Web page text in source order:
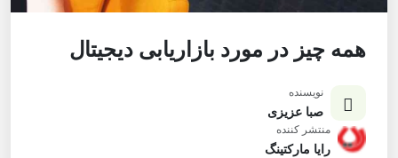
همه چیز در مورد بازاریابی دیجیتال
نویسنده
صبا عزیزی
منتشر کننده
رایا مارکتینگ